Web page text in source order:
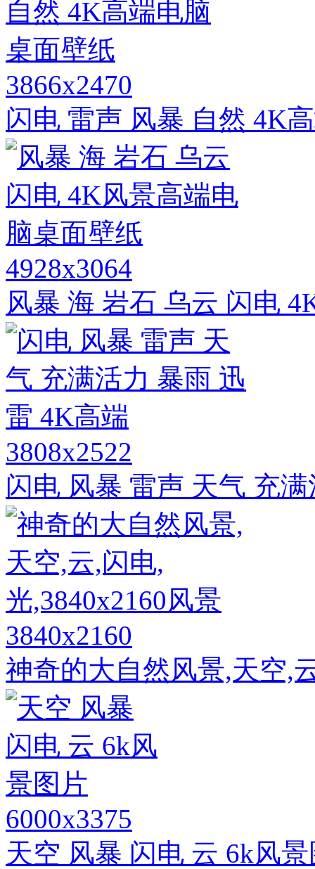
3866x2470
闪电 雷声 风暴 自然 4K
4928x3064
风暴 海 岩石 乌云 闪电
3808x2522
闪电 风暴 雷声 天气 充
3840x2160
神奇的大自然风景,天空,
6000x3375
天空 风暴 闪电 云 6k风